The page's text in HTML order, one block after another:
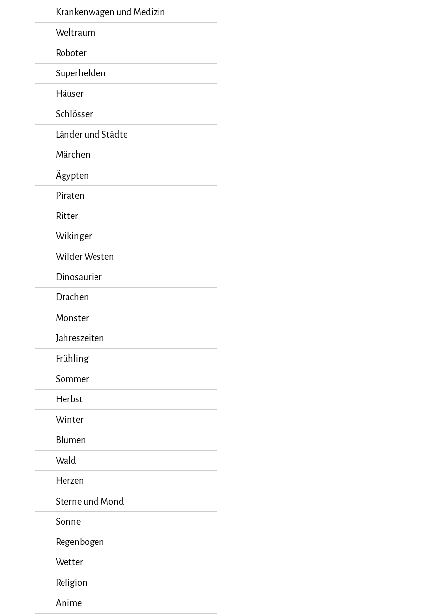
Krankenwagen und Medizin
Weltraum
Roboter
Superhelden
Häuser
Schlösser
Länder und Städte
Märchen
Ägypten
Piraten
Ritter
Wikinger
Wilder Westen
Dinosaurier
Drachen
Monster
Jahreszeiten
Frühling
Sommer
Herbst
Winter
Blumen
Wald
Herzen
Sterne und Mond
Sonne
Regenbogen
Wetter
Religion
Anime